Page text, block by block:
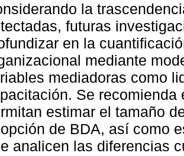
la
futuras
en la
mediante
mediadoras como
Se
estimar el tamaño
de BDA, así como
analicen las diferencias